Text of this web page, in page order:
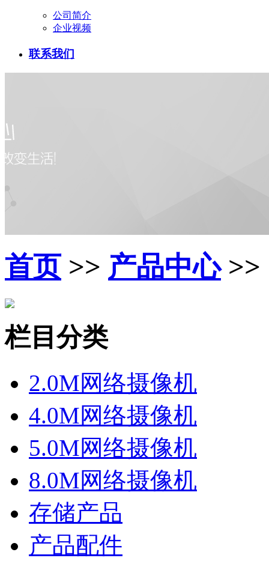
公司简介
企业视频
联系我们
首页>> 产品中心
栏目分类
2.0M网络摄像机
4.0M网络摄像机
5.0M网络摄像机
8.0M网络摄像机
存储产品
产品配件